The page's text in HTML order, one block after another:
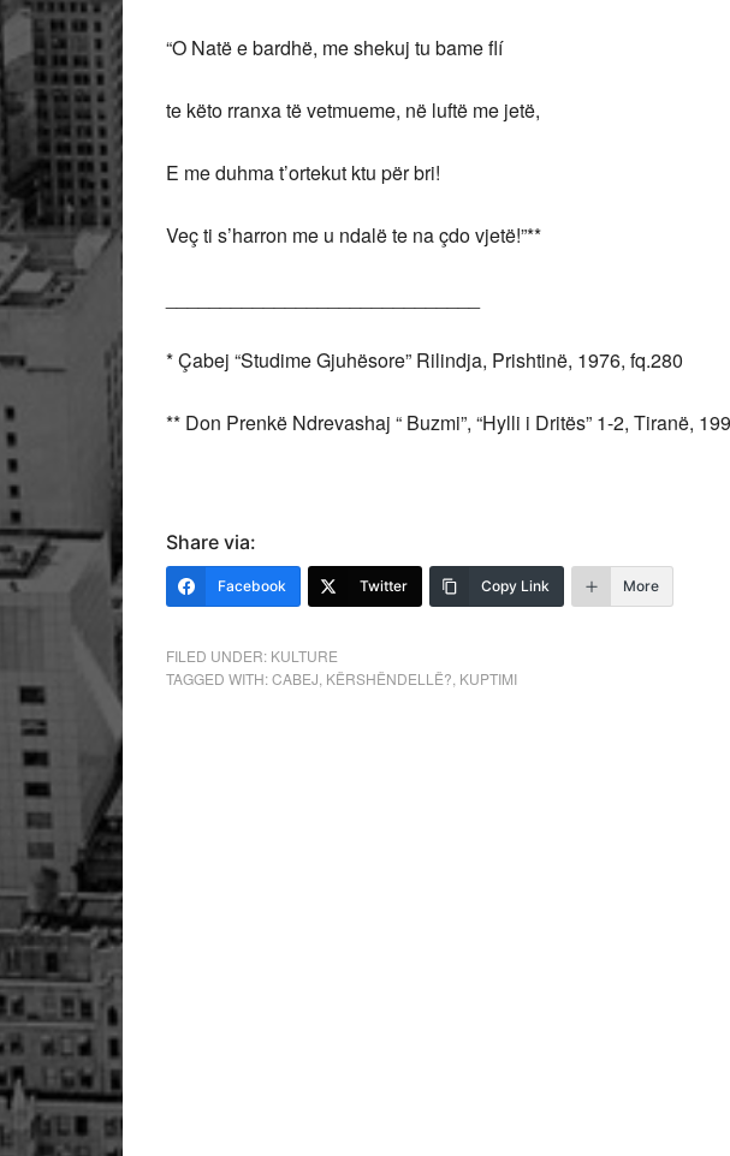
“O Natë e bardhë, me shekuj tu bame flí
te këto rranxa të vetmueme, në luftë me jetë,
E me duhma t’ortekut ktu për bri!
Veç ti s’harron me u ndalë te na çdo vjetë!”**
* Çabej “Studime Gjuhësore” Rilindja, Prishtinë, 1976, fq.280
** Don Prenkë Ndrevashaj “ Buzmi”, “Hylli i Dritës” 1-2, Tiranë,
Share via:
Facebook Twitter Copy Link More
FILED UNDER: KULTURE
TAGGED WITH:CABEJ KËRSHËNDELLË? KUPTIMI